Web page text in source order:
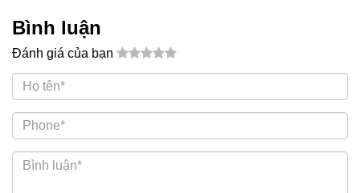
Bình luận
Đánh giá của bạn